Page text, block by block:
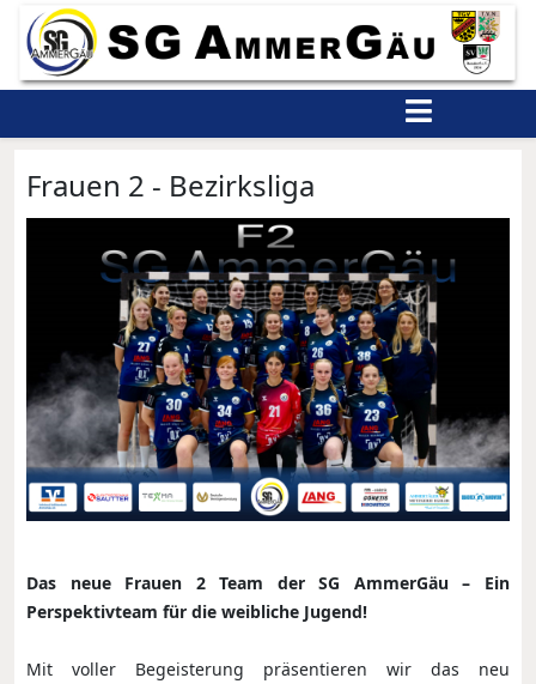
Frauen 2 - Bezirksliga
Das neue Frauen 2 Team der SG AmmerGäu – Ein
Perspektivteam für die weibliche Jugend!
Mit voller Begeisterung präsentieren wir das neu